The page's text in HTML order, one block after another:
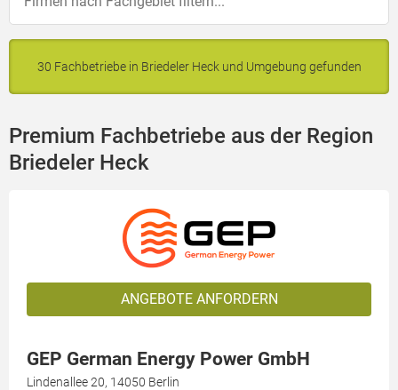
30 Fachbetriebe in Briedeler Heck und Umgebung gefunden
Premium Fachbetriebe aus der Region
Briedeler Heck
ANGEBOTE ANFORDERN
GEP German Energy Power GmbH
Lindenallee 20, 14050 Berlin